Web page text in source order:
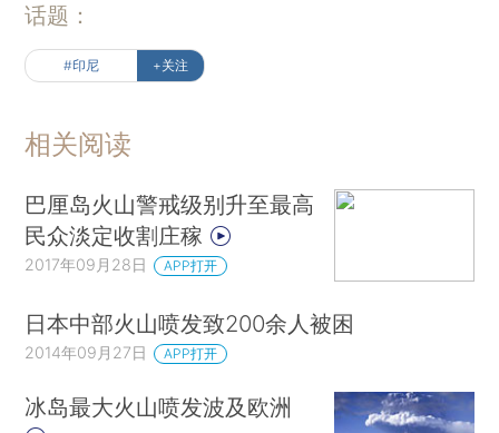
话题：
#印尼 +关注
相关阅读
巴厘岛火山警戒级别升至最高
民众淡定收割庄稼
2017年09月28日 APP打开
日本中部火山喷发致200余人被困
2014年09月27日 APP打开
冰岛最大火山喷发波及欧洲